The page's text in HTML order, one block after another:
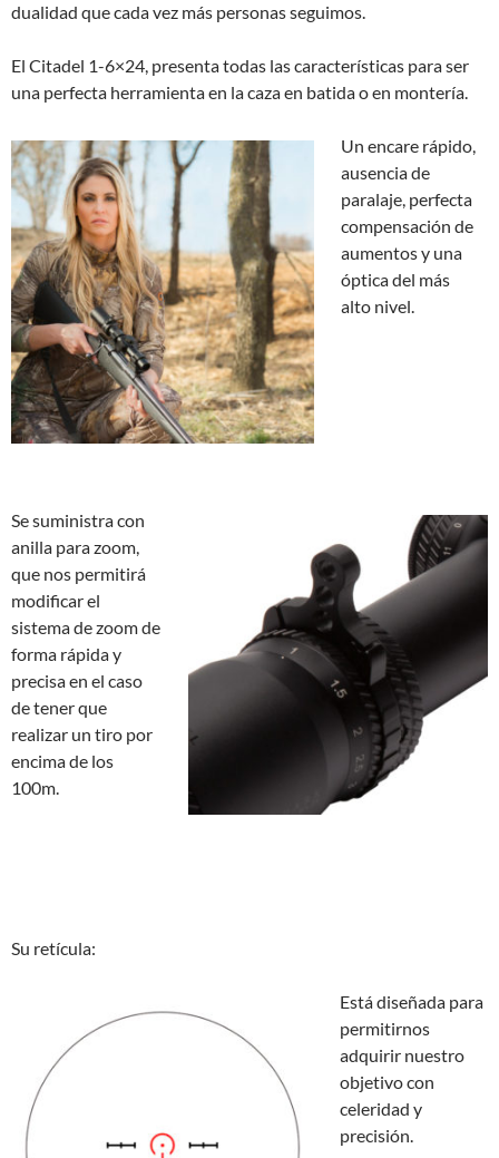
dualidad que cada vez más personas seguimos.
El Citadel 1-6×24, presenta todas las características para ser
una perfecta herramienta en la caza en batida o en montería.
Un encare rápido,
ausencia de
paralaje, perfecta
compensación de
aumentos y una
óptica del más
alto nivel.
Se suministra con
anilla para zoom,
que nos permitirá
modificar el
sistema de zoom de
forma rápida y
precisa en el caso
de tener que
realizar un tiro por
encima de los
100m.
Su retícula:
Está diseñada para
permitirnos
adquirir nuestro
objetivo con
celeridad y
precisión.